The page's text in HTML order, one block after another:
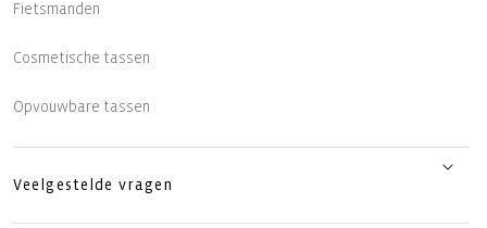
Fietsmanden
Cosmetische tassen
Opvouwbare tassen
Veelgestelde vragen